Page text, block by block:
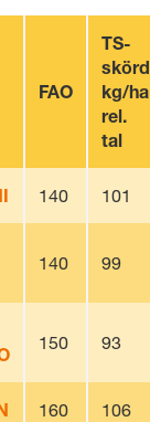
FAO
TS-
skörd
kg/ha
rel.
tal
140 101
140 99
150 93
160 106